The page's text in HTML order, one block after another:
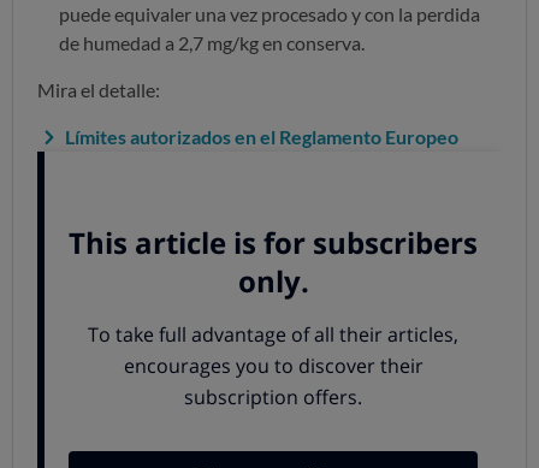
puede equivaler una vez procesado y con la perdida
de humedad a 2,7 mg/kg en conserva.
Mira el detalle:
Límites autorizados en el Reglamento Europeo
Un informe de la ONG Bloom y Foodwatch, que analizó
148 latas de atún en cinco países europeo, reveló que
todas las muestras contenían mercurio y más del 50 %
presencia de mercurio en pescados frescos de menor
tamaño, el del atún fresco es superior (1 mg/kg), y en
conserva es bastante mayor.
Ante esto, y aunque el límite no superaba lo que fija la